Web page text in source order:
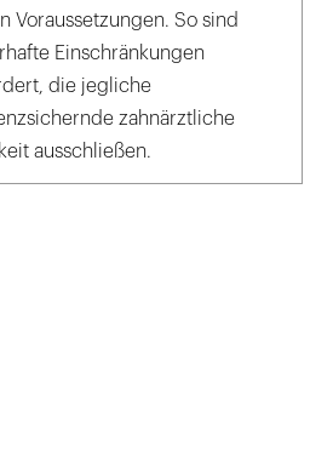
Voraussetzungen. So sind
Einschränkungen
die jegliche
zahnärztliche
ausschließen.